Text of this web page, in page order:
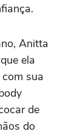
Anitta
ela
sua
de
do